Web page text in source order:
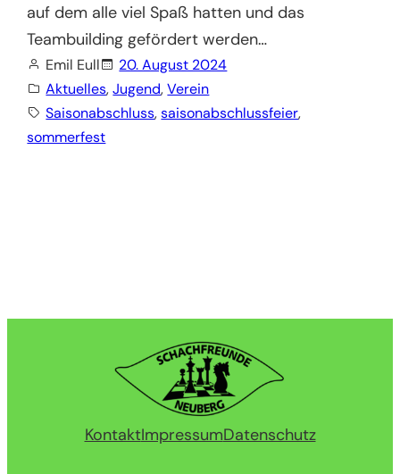
auf dem alle viel Spaß hatten und das
Teambuilding gefördert werden…
Emil Eull
20. August 2024
Aktuelles, Jugend, Verein
Saisonabschluss, saisonabschlussfeier,
sommerfest
KontaktImpressumDatenschutz